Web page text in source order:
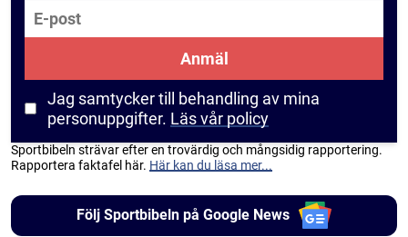
E-post
Anmäl
Jag samtycker till behandling av mina
personuppgifter. Läs vår policy
Sportbibeln strävar efter en trovärdig och mångsidig rapportering.
Rapportera faktafel här. Här kan du läsa mer...
Följ Sportbibeln på Google News